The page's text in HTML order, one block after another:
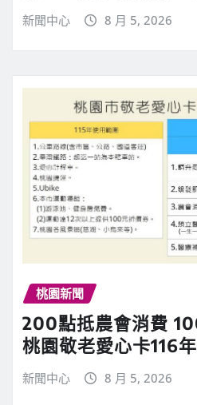
新聞中心 8 月 5, 2026
桃園新聞
200點抵農會消費
桃園敬老愛心卡116
新聞中心 8 月 5, 2026